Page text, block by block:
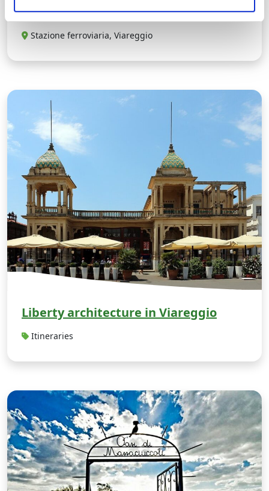
Stazione ferroviaria, Viareggio
Liberty architecture in Viareggio
Itineraries